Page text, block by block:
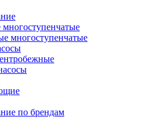
многоступенчатые
по брендам